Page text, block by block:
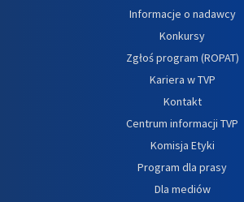
Informacje o nadawcy
Konkursy
Zgłoś program (ROPAT)
Kariera w TVP
Kontakt
Centrum informacji TVP
Komisja Etyki
Program dla prasy
Dla mediów